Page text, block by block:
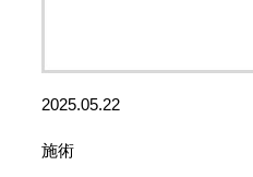
2025.05.22
施術